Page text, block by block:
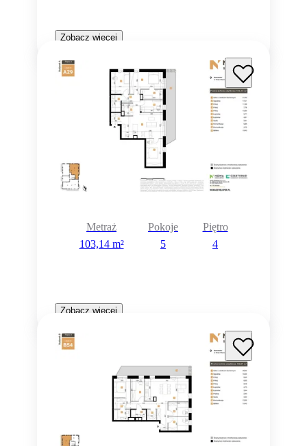
Zobacz więcej
Metraż
103,14 m²
Pokoje
5
Piętro
4
Zobacz więcej